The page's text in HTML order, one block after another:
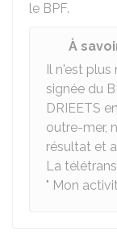
le BPF.
À
Il n'est plus
signée du
DRIEETS
outre-mer,
résultat et
La
" Mon